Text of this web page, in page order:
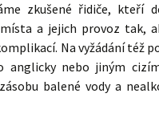
zkušené řidiče, kteří
a jejich provoz tak,
Na vyžádání též
anglicky nebo jiným
balené vody a